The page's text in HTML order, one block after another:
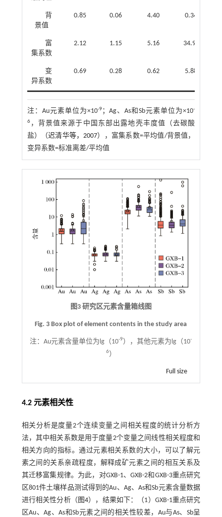
背
景值
0.85 0.06 4.40 0.34
富
集系数
2.12 1.15 5.16 34.91
变
异系数
0.69 0.28 0.62 5.88
注： Au元素单位为×10-9；Ag、As和Sb元素单位为×10-
6，背景值来源于中国东部出露地壳丰度值（去碳酸
盐）（迟清华等，2007），富集系数=平均值/背景值，
变异系数=标准离差/平均值
图3 研究区元素含量箱线图
Fig. 3 Box plot of element contents in the study area
注：Au元素含量单位为lg（10-9），其他元素为lg（10-
6）
Full size
4.2 元素相关性
相关分析是度量2个连续变量之间相关程度的统计分析方
法，其中相关系数是用于度量2个变量之间线性相关程度和
相关方向的指标。通过元素相关系数的大小，可以了解元
素之间的关系亲疏程度，解释成矿元素之间的相互关系及
其迁移富集规律。为此，对GXB-1、GXB-2和GXB-3重点研究
区801件土壤样品测试得到的Au、Ag、As和Sb元素含量数据
进行相关性分析（ 图4），结果如下：（1）GXB-1重点研究
区Au、Ag、As和Sb元素之间的相关性较差，Au与As、Sb呈